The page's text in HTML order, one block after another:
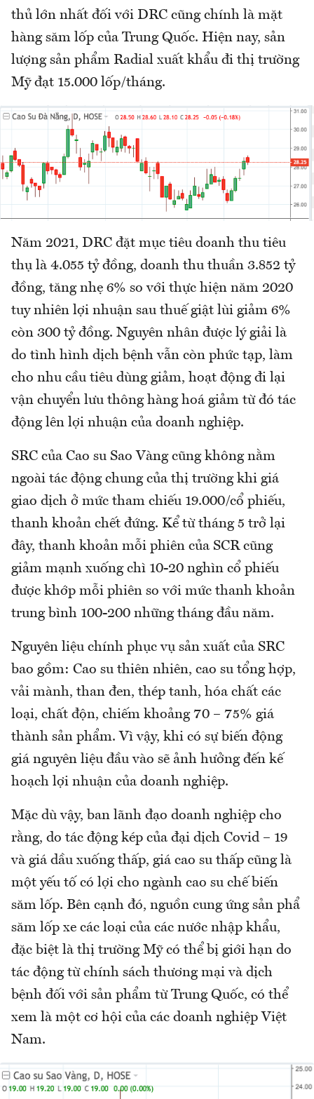
thủ lớn nhất đối với DRC cũng chính là mặt
hàng săm lốp của Trung Quốc. Hiện nay, sản
lượng sản phẩm Radial xuất khẩu đi thị trường
Mỹ đạt 15.000 lốp/tháng.
Năm 2021, DRC đặt mục tiêu doanh thu tiêu
thụ là 4.055 tỷ đồng, doanh thu thuần 3.852 tỷ
đồng, tăng nhẹ 6% so với thực hiện năm 2020
tuy nhiên lợi nhuận sau thuế giật lùi giảm 6%
còn 300 tỷ đồng. Nguyên nhân được lý giải là
do tình hình dịch bệnh vẫn còn phức tạp, làm
cho nhu cầu tiêu dùng giảm, hoạt động đi lại
vận chuyển lưu thông hàng hoá giảm từ đó tác
động lên lợi nhuận của doanh nghiệp.
SRC của Cao su Sao Vàng cũng không nằm
ngoài tác động chung của thị trường khi giá
giao dịch ở mức tham chiếu 19.000/cổ phiếu,
thanh khoản chết đứng. Kể từ tháng 5 trở lại
đây, thanh khoản mỗi phiên của SCR cũng
giảm mạnh xuống chì 10-20 nghìn cổ phiếu
được khớp mỗi phiên so với mức thanh khoản
trung bình 100-200 những tháng đầu năm.
Nguyên liệu chính phục vụ sản xuất của SRC
bao gồm: Cao su thiên nhiên, cao su tổng hợp,
vải mành, than đen, thép tanh, hóa chất các
loại, chất độn, chiếm khoảng 70 – 75% giá
thành sản phẩm. Vì vậy, khi có sự biến động
giá nguyên liệu đầu vào sẽ ảnh hưởng đến kế
hoạch lợi nhuận của doanh nghiệp.
Mặc dù vậy, ban lãnh đạo doanh nghiệp cho
rằng, do tác động kép của đại dịch Covid – 19
và giá dầu xuống thấp, giá cao su thấp cũng là
một yếu tố có lợi cho ngành cao su chế biến
săm lốp. Bên cạnh đó, nguồn cung ứng sản phẩ
săm lốp xe các loại của các nước nhập khẩu,
đặc biệt là thị trường Mỹ có thể bị giới hạn do
tác động từ chính sách thương mại và dịch
bệnh đối với sản phẩm từ Trung Quốc, có thể
xem là một cơ hội của các doanh nghiệp Việt
Nam.